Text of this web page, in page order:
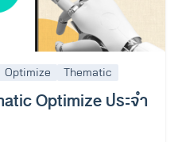
Optimize Thematic
Optimize ประจำ